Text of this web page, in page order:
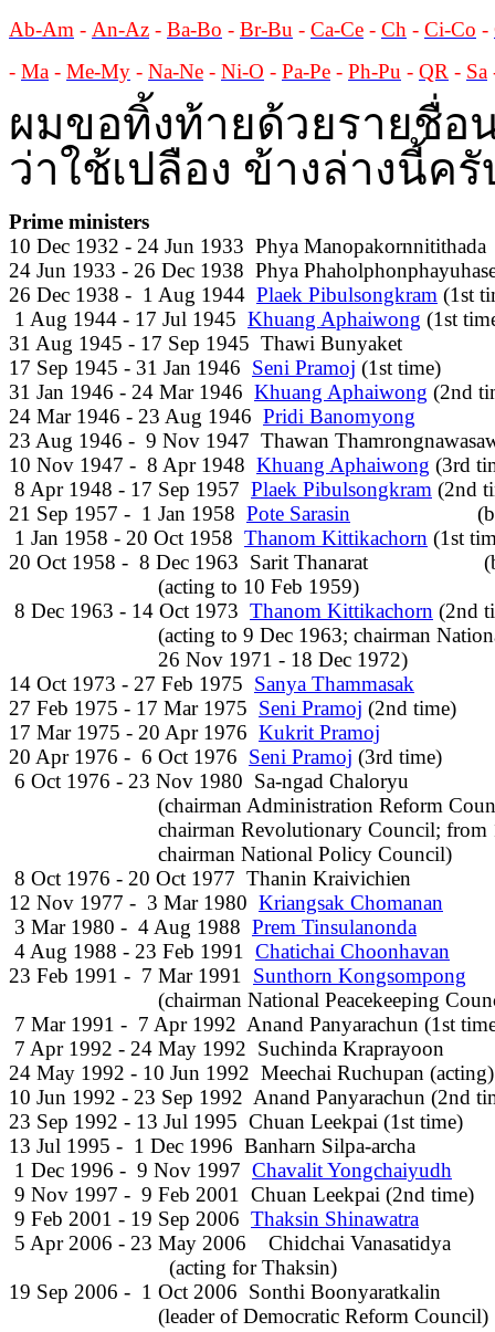
Ab-Am - An-Az - Ba-Bo - Br-Bu - Ca-Ce - Ch - Ci-Co -
- Ma - Me-My - Na-Ne - Ni-O - Pa-Pe - Ph-Pu - QR - Sa
ผมขอทิ้งท้ายด้วยรายชื่อ
ว่าใช้เปลือง ข้างล่างนี้ครั
Prime ministers
10 Dec 1932 - 24 Jun 1933  Phya
24 Jun 1933 - 26 Dec 1938  Phya
26 Dec 1938 -  1 Aug 1944 Plaek Pibulsongkram (1st
1 Aug 1944 - 17 Jul 1945 Khuang Aphaiwong (1st
31 Aug 1945 - 17 Sep 1945  Thawi Bunyaket
17 Sep 1945 - 31 Jan 1946 Seni Pramoj (1st time)
31 Jan 1946 - 24 Mar 1946 Khuang Aphaiwong
24 Mar 1946 - 23 Aug 1946 Pridi Banomyong
23 Aug 1946 -  9 Nov 1947  Thawan
10 Nov 1947 -  8 Apr 1948 Khuang Aphaiwong
8 Apr 1948 - 17 Sep 1957 Plaek Pibulsongkram
21 Sep 1957 -  1 Jan 1958 Pote Sarasin
1 Jan 1958 - 20 Oct 1958 Thanom Kittikachorn (1st
20 Oct 1958 -  8 Dec 1963  Sarit Thanarat
                           (acting to 10 Feb 1959)
8 Dec 1963 - 14 Oct 1973 Thanom Kittikachorn
(acting to 9 Dec 1963; chairman
                           26 Nov 1971 - 18 Dec 1972)
14 Oct 1973 - 27 Feb 1975 Sanya Thammasak
27 Feb 1975 - 17 Mar 1975 Seni Pramoj (2nd time)
17 Mar 1975 - 20 Apr 1976 Kukrit Pramoj
20 Apr 1976 -  6 Oct 1976 Seni Pramoj (3rd
6 Oct 1976 - 23 Nov 1980  Sa-ngad Chaloryu
(chairman Administration Reform
chairman Revolutionary Council;
                           chairman National Policy Council)
8 Oct 1976 - 20 Oct 1977  Thanin Kraivichien
12 Nov 1977 -  3 Mar 1980 Kriangsak Chomanan
3 Mar 1980 -  4 Aug 1988 Prem Tinsulanonda
4 Aug 1988 - 23 Feb 1991 Chatichai Choonhavan
23 Feb 1991 -  7 Mar 1991 Sunthorn Kongsompong
(chairman National Peacekeeping
7 Mar 1991 -  7 Apr 1992  Anand Panyarachun (1st
7 Apr 1992 - 24 May 1992  Suchinda Kraprayoon
24 May 1992 - 10 Jun 1992  Meechai Ruchupan
10 Jun 1992 - 23 Sep 1992  Anand Panyarachun
23 Sep 1992 - 13 Jul 1995  Chuan Leekpai (1st time)
13 Jul 1995 -  1 Dec 1996  Banharn Silpa-archa
1 Dec 1996 -  9 Nov 1997 Chavalit Yongchaiyudh
9 Nov 1997 -  9 Feb 2001  Chuan Leekpai (2nd
9 Feb 2001 - 19 Sep 2006 Thaksin Shinawatra
5 Apr 2006 - 23 May 2006    Chidchai Vanasatidya
                             (acting for Thaksin)
19 Sep 2006 -  1 Oct 2006  Sonthi Boonyaratkalin
                           (leader of Democratic Reform Council)